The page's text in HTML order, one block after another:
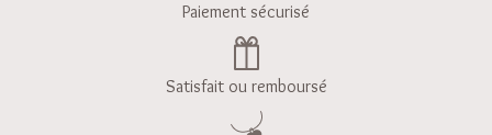
Paiement sécurisé
Satisfait ou remboursé